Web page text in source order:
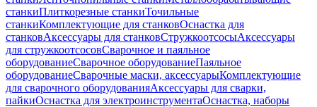
станкиПлиткорезные станкиТочильные
станкиКомплектующие для станковОснастка для
станковАксессуары для станковСтружкоотсосыАксессуары
для стружкоотсосовСварочное и паяльное
оборудованиеСварочное оборудованиеПаяльное
оборудованиеСварочные маски, аксессуарыКомплектующие
для сварочного оборудованияАксессуары для сварки,
пайкиОснастка для электроинструментаОснастка, наборы